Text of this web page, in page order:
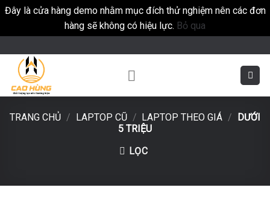
Đây là cửa hàng demo nhằm mục đích thử nghiệm nên các đơn
hàng sẽ không có hiệu lực. Bỏ qua
to
content
TRANG CHỦ / LAPTOP CŨ / LAPTOP THEO GIÁ / DƯỚI
5 TRIỆU
LỌC